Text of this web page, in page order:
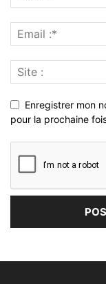
Enregistrer mon
pour la prochaine